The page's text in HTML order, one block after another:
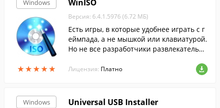
Windows
★★★★★
★★★★★
WinISO
Версия: 6.4.1.5976 (6.72 МБ)
Есть игры, в которые удобнее играть с г
еймпада, а не мышкой или клавиатурой.
Но не все разработчики развлекательн
ержку разных устройств.
Лицензия: Платно
Windows Universal USB Installer